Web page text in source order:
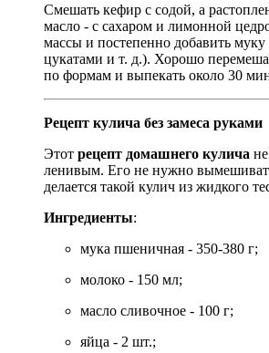
Смешать кефир с содой, а
масло - с сахаром и лимонной
массы и постепенно добавить
цукатами и т. д.). Хорошо
по формам и выпекать около 30
Рецепт кулича без замеса руками
Этот рецепт домашнего кулича
ленивым. Его не нужно
делается такой кулич из жидкого
Ингредиенты:
мука пшеничная - 350-380 г;
молоко - 150 мл;
масло сливочное - 100 г;
яйца - 2 шт.;